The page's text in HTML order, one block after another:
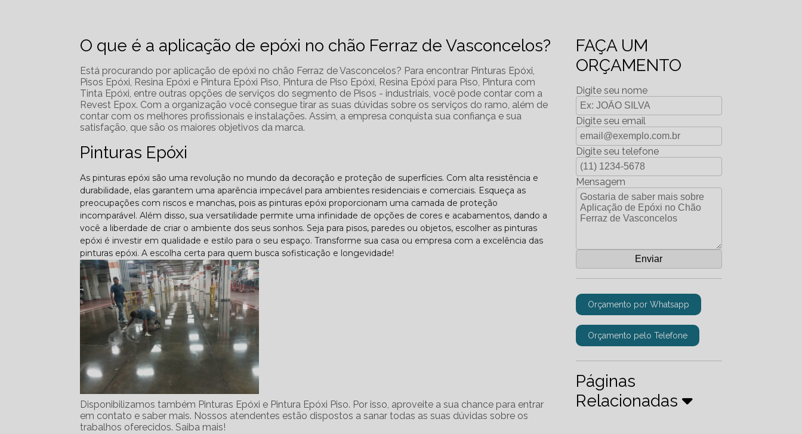
O que é a aplicação de epóxi no chão Ferraz de Vasconcelos?
Está procurando por aplicação de epóxi no chão Ferraz de Vasconcelos? Para encontrar Pinturas Epóxi,
Pisos Epóxi, Resina Epóxi e Pintura Epóxi Piso, Pintura de Piso Epóxi, Resina Epóxi para Piso, Pintura com
Tinta Epóxi, entre outras opções de serviços do segmento de Pisos - industriais, você pode contar com a
Revest Epox. Com a organização você consegue tirar as suas dúvidas sobre os serviços do ramo, além de
contar com os melhores profissionais e instalações. Assim, a empresa conquista sua confiança e sua
satisfação, que são os maiores objetivos da marca.
Pinturas Epóxi
As pinturas epóxi são uma revolução no mundo da decoração e proteção de superfícies. Com alta resistência e
durabilidade, elas garantem uma aparência impecável para ambientes residenciais e comerciais. Esqueça as
preocupações com riscos e manchas, pois as pinturas epóxi proporcionam uma camada de proteção
incomparável. Além disso, sua versatilidade permite uma infinidade de opções de cores e acabamentos, dando a
você a liberdade de criar o ambiente dos seus sonhos. Seja para pisos, paredes ou objetos, escolher as pinturas
epóxi é investir em qualidade e estilo para o seu espaço. Transforme sua casa ou empresa com a excelência das
pinturas epóxi. A escolha certa para quem busca sofisticação e longevidade!
Disponibilizamos também Pinturas Epóxi e Pintura Epóxi Piso. Por isso, aproveite a sua chance para entrar
em contato e saber mais. Nossos atendentes estão dispostos a sanar todas as suas dúvidas sobre os
trabalhos oferecidos. Saiba mais!
FAÇA UM
ORÇAMENTO
Digite seu nome
Digite seu email
Digite seu telefone
Mensagem
Orçamento por Whatsapp
Orçamento pelo Telefone
Páginas
Relacionadas